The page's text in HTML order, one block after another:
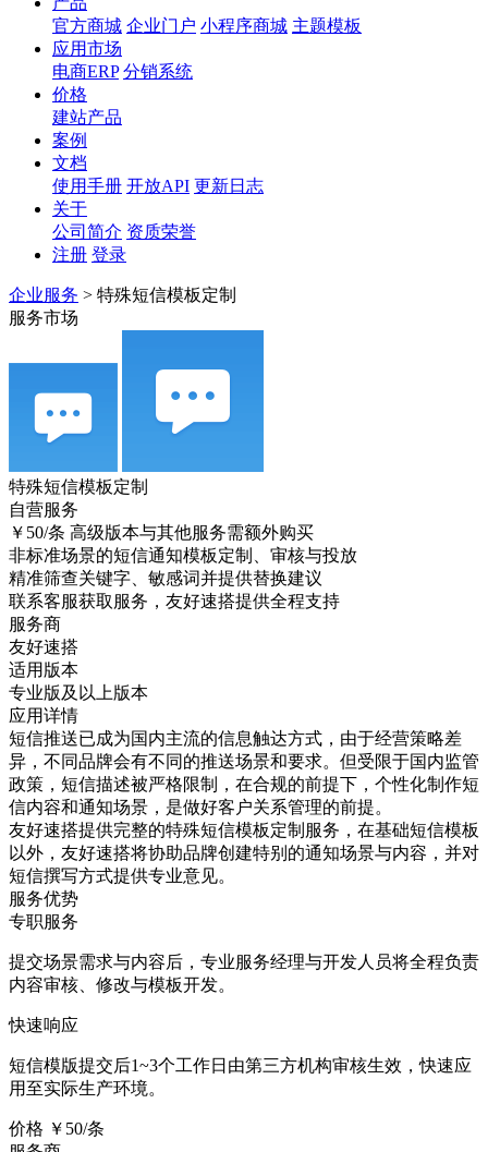
官方商城 企业门户 小程序商城 主题模板
应用市场
电商ERP 分销系统
价格
建站产品
案例
文档
使用手册 开放API 更新日志
关于
公司简介 资质荣誉
注册 登录
企业服务 > 特殊短信模板定制
服务市场
特殊短信模板定制
自营服务
￥50/条 高级版本与其他服务需额外购买
非标准场景的短信通知模板定制、审核与投放
精准筛查关键字、敏感词并提供替换建议
联系客服获取服务，友好速搭提供全程支持
服务商
友好速搭
适用版本
专业版及以上版本
应用详情
短信推送已成为国内主流的信息触达方式，由于经营策略差
异，不同品牌会有不同的推送场景和要求。但受限于国内监管
政策，短信描述被严格限制，在合规的前提下，个性化制作短
信内容和通知场景，是做好客户关系管理的前提。
友好速搭提供完整的特殊短信模板定制服务，在基础短信模板
以外，友好速搭将协助品牌创建特别的通知场景与内容，并对
短信撰写方式提供专业意见。
服务优势
专职服务
提交场景需求与内容后，专业服务经理与开发人员将全程负责
内容审核、修改与模板开发。
快速响应
短信模版提交后1~3个工作日由第三方机构审核生效，快速应
用至实际生产环境。
价格 ￥50/条